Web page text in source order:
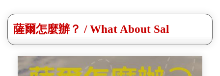
薩爾怎麼辦？ / What About Sal